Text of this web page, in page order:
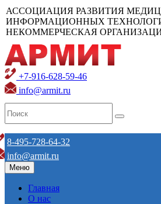
АССОЦИАЦИЯ РАЗВИТИЯ
ИНФОРМАЦИОННЫХ
НЕКОММЕРЧЕСКАЯ
+7-916-628-59-46
info@armit.ru
8-495-728-64-32
info@armit.ru
Меню
Главная
О нас